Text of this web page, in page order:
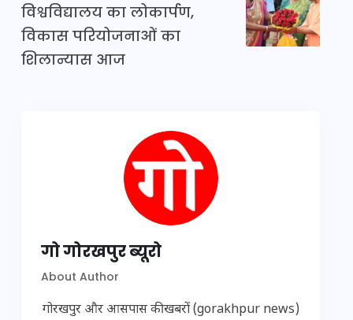
विश्वविद्यालय का लोकार्पण,
विकास परियोजनाओं का
शिलान्यास आज
गो गोरखपुर ब्यूरो
About Author
गोरखपुर और आसपास की खबरों (gorakhpur news)